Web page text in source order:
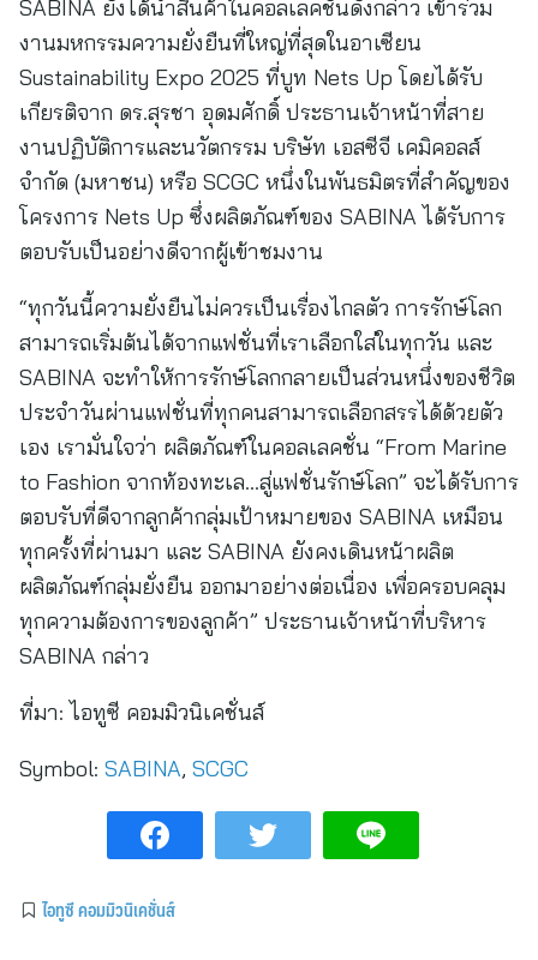
SABINA ยังได้นำสินค้าในคอลเลคชั่นดังกล่าว เข้าร่วม
งานมหกรรมความยั่งยืนที่ใหญ่ที่สุดในอาเซียน
Sustainability Expo 2025 ที่บูท Nets Up โดยได้รับ
เกียรติจาก ดร.สุรชา อุดมศักดิ์ ประธานเจ้าหน้าที่สาย
งานปฏิบัติการและนวัตกรรม บริษัท เอสซีจี เคมิคอลส์
จำกัด (มหาชน) หรือ SCGC หนึ่งในพันธมิตรที่สำคัญของ
โครงการ Nets Up ซึ่งผลิตภัณฑ์ของ SABINA ได้รับการ
ตอบรับเป็นอย่างดีจากผู้เข้าชมงาน
“ทุกวันนี้ความยั่งยืนไม่ควรเป็นเรื่องไกลตัว การรักษ์โลก
สามารถเริ่มต้นได้จากแฟชั่นที่เราเลือกใส่ในทุกวัน และ
SABINA จะทำให้การรักษ์โลกกลายเป็นส่วนหนึ่งของชีวิต
ประจำวันผ่านแฟชั่นที่ทุกคนสามารถเลือกสรรได้ด้วยตัว
เอง เรามั่นใจว่า ผลิตภัณฑ์ในคอลเลคชั่น “From Marine
to Fashion จากท้องทะเล…สู่แฟชั่นรักษ์โลก” จะได้รับการ
ตอบรับที่ดีจากลูกค้ากลุ่มเป้าหมายของ SABINA เหมือน
ทุกครั้งที่ผ่านมา และ SABINA ยังคงเดินหน้าผลิต
ผลิตภัณฑ์กลุ่มยั่งยืน ออกมาอย่างต่อเนื่อง เพื่อครอบคลุม
ทุกความต้องการของลูกค้า” ประธานเจ้าหน้าที่บริหาร
SABINA กล่าว
ที่มา: ไอทูซี คอมมิวนิเคชั่นส์
Symbol: SABINA, SCGC
ไอทูซี คอมมิวนิเคชั่นส์